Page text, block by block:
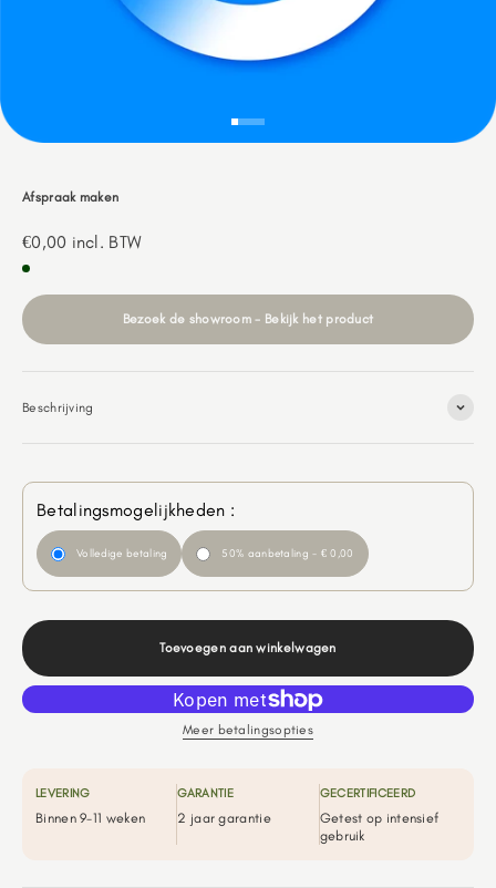
Afspraak maken
Aanbiedingsprijs
€0,00 incl. BTW
Bezoek de showroom - Bekijk het product
Beschrijving
Toevoegen aan winkelwagen
Betalingsmogelijkheden :
Volledige betaling 50% aanbetaling - € 0,00
Meer betalingsopties
LEVERING
Binnen 9-11 weken
GARANTIE
2 jaar garantie
GECERTIFICEERD
Getest op intensief
gebruik